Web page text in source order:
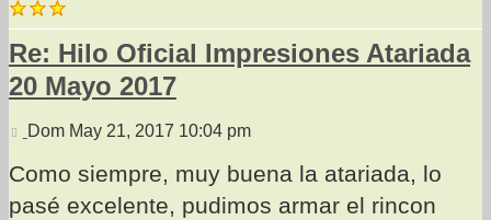
Re: Hilo Oficial Impresiones Atariada
20 Mayo 2017
Mensaje
Dom May 21, 2017 10:04 pm
Como siempre, muy buena la atariada, lo
pasé excelente, pudimos armar el rincon